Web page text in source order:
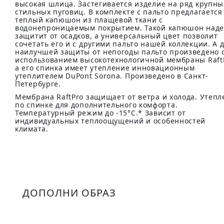
высокая шлица. Застегивается изделие на ряд
стильных пуговиц. В комплекте с пальто предлагается
теплый капюшон из плащевой ткани с
водонепроницаемым покрытием. Такой капюшон
защитит от осадков, а универсальный цвет позволит
сочетать его и с другими пальто нашей коллекции. А
наилучшей защиты от непогоды пальто произведено с
использованием высокотехнологичной мембраны
а его спинка имеет утепление инновационным
утеплителем DuPont Sorona. Произведено в Санкт-
Петербурге.
Мембрана RaftPro защищает от ветра и холода.
по спинке для дополнительного комфорта.
Температурный режим до -15°C.* Зависит от
индивидуальных теплоощущений и особенностей
климата.
ДОПОЛНИ ОБРАЗ